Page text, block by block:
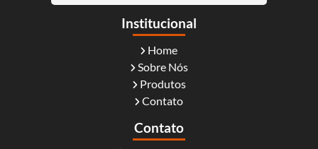
Institucional
Home
Sobre Nós
Produtos
Contato
Contato